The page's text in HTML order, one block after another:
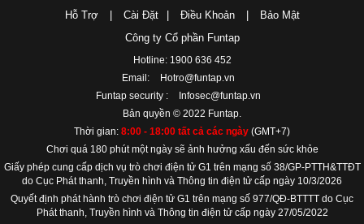
Hỗ Trợ
Cài Đặt Điều Khoản
Bảo Mật
Công ty Cổ phần Funtap
Hotline: 1900 636 452
Email:
Hotro@funtap.vn
Funtap security :
Infosec@funtap.vn
Bản quyền © 2022 Funtap.
Thời gian: 8:00 - 18:00 tất cả các ngày (GMT+7)
Chơi quá 180 phút một ngày sẽ ảnh hưởng xấu đến sức khỏe
Giấy phép cung cấp dịch vụ trò chơi điện tử G1 trên mạng số 38/GP-PTTH&TTĐT
do Cục Phát thanh, Truyền hình và Thông tin điện tử cấp ngày 10/3/2026
Quyết định phát hành trò chơi điện tử G1 trên mạng số 977/QĐ-BTTTT do Cục
Phát thanh, Truyền hình và Thông tin điện tử cấp ngày 27/05/2022